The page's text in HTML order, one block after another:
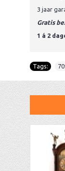
3 jaar
Gratis
1 á 2
Tags: